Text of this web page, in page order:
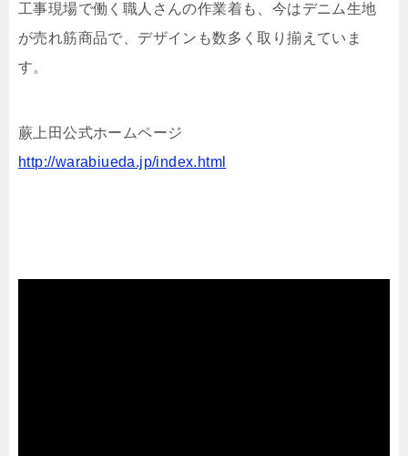
工事現場で働く職人さんの作業着も、今はデニム生地
が売れ筋商品で、デザインも数多く取り揃えていま
す。
蕨上田公式ホームページ
http://warabiueda.jp/index.html